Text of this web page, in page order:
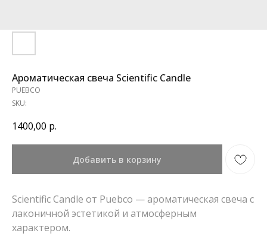
Ароматическая свеча Scientific Candle
PUEBCO
SKU:
1400,00 р.
Добавить в корзину
Scientific Candle от Puebco — ароматическая свеча с
лаконичной эстетикой и атмосферным
характером.